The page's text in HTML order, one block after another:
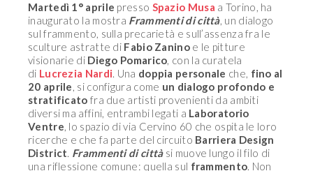
Martedì 1° aprile presso Spazio Musa a Torino, ha
inaugurato la mostra Frammenti di città, un dialogo
sul frammento, sulla precarietà e sull’assenza fra le
sculture astratte di Fabio Zanino e le pitture
visionarie di Diego Pomarico, con la curatela
di Lucrezia Nardi. Una doppia personale che, fino al
20 aprile, si configura come un dialogo profondo e
stratificato fra due artisti provenienti da ambiti
diversi ma affini, entrambi legati a Laboratorio
Ventre, lo spazio di via Cervino 60 che ospita le loro
ricerche e che fa parte del circuito Barriera Design
District. Frammenti di cittàsi muove lungo il filo di
una riflessione comune: quella sul frammento. Non